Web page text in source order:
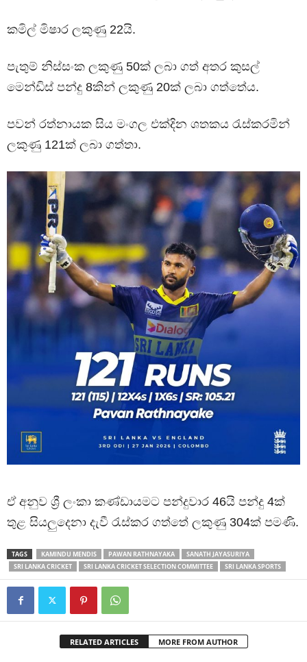
කමිල් මිෂාර ලකුණු 22යි.
පැතුම් නිස්සංක ලකුණු 50ක් ලබා ගත් අතර කුසල්
මෙන්ඩිස් පන්දු 8කින් ලකුණු 20ක් ලබා ගත්තේය.
පවන් රත්නායක සිය මංගල එක්දින ශතකය රැස්කරමින්
ලකුණු 121ක් ලබා ගත්තා.
ඒ අනුව ශ්‍රී ලංකා කණ්ඩායමට පන්දුවාර 46යි පන්දු 4ක්
තුළ සියලුදෙනා දැවී රැස්කර ගත්තේ ලකුණු 304ක් පමණි.
TAGS KAMINDU MENDIS PAWAN RATHNAYAKA
SANATH JAYASURIYA
SRI LANKA CRICKET
SRI LANKA CRICKET SELECTION COMMITTEE SRI LANKA SPORTS
RELATED ARTICLES MORE FROM AUTHOR